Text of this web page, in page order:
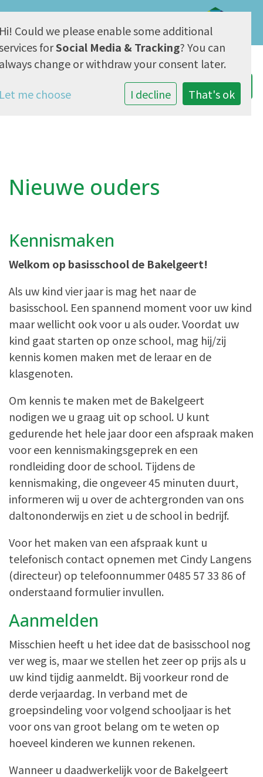
AVG & Privacy
Nieuwe ouders
Kennismaken
Welkom op basisschool de Bakelgeert!
Als uw kind vier jaar is mag het naar de
basisschool. Een spannend moment voor uw kind
maar wellicht ook voor u als ouder. Voordat uw
kind gaat starten op onze school, mag hij/zij
kennis komen maken met de leraar en de
klasgenoten.
Om kennis te maken met de Bakelgeert
nodigen we u graag uit op school. U kunt
gedurende het hele jaar door een afspraak maken
voor een kennismakingsgeprek en een
rondleiding door de school. Tijdens de
kennismaking, die ongeveer 45 minuten duurt,
informeren wij u over de achtergronden van ons
daltononderwijs en ziet u de school in bedrijf.
Voor het maken van een afspraak kunt u
telefonisch contact opnemen met Cindy Langens
(directeur) op telefoonnummer 0485 57 33 86 of
onderstaand formulier invullen.
Aanmelden
Misschien heeft u het idee dat de basisschool nog
ver weg is, maar we stellen het zeer op prijs als u
uw kind tijdig aanmeldt. Bij voorkeur rond de
derde verjaardag. In verband met de
groepsindeling voor volgend schooljaar is het
voor ons van groot belang om te weten op
hoeveel kinderen we kunnen rekenen.
Wanneer u daadwerkelijk voor de Bakelgeert
Could we please enable some additional
forSocial Media & Tracking? You can
change or withdraw your consent later.
me choose
I decline That's ok